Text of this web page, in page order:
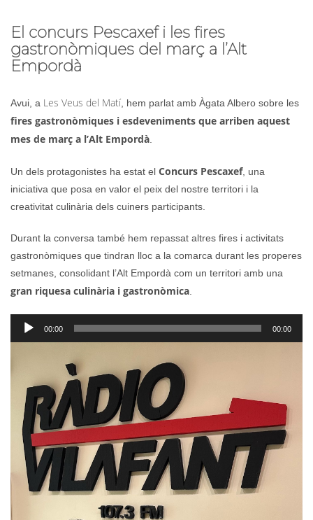
El concurs Pescaxef i les fires
gastronòmiques del març a l’Alt
Empordà
Avui, a Les Veus del Matí , hem parlat amb Àgata Albero sobre les
fires gastronòmiques i esdeveniments que arriben aquest
mes de març a l’Alt Empordà
Un dels protagonistes ha estat el Concurs Pescaxef, una
iniciativa que posa en valor el peix del nostre territori i la
creativitat culinària dels cuiners participants.
Durant la conversa també hem repassat altres fires i activitats
gastronòmiques que tindran lloc a la comarca durant les properes
setmanes, consolidant l’Alt Empordà com un territori amb una
gran riquesa culinària i gastronòmica
Reproductor
d'àudio
00:00 00:00